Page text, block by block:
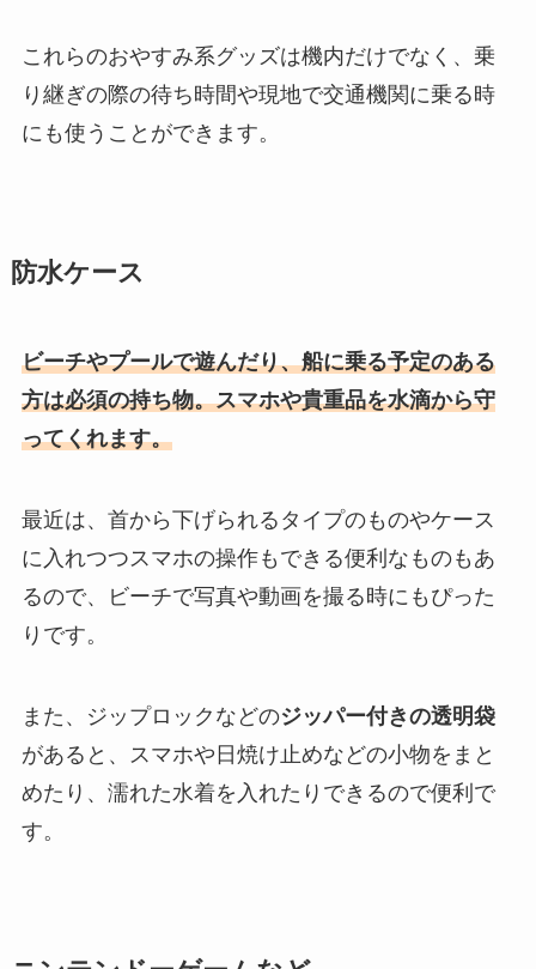
これらのおやすみ系グッズは機内だけでなく、乗
り継ぎの際の待ち時間や現地で交通機関に乗る時
にも使うことができます。
防水ケース
ビーチやプールで遊んだり、船に乗る予定のある
方は必須の持ち物。スマホや貴重品を水滴から守
ってくれます。
最近は、首から下げられるタイプのものやケース
に入れつつスマホの操作もできる便利なものもあ
るので、ビーチで写真や動画を撮る時にもぴった
りです。
また、ジップロックなどのジッパー付きの透明袋
があると、スマホや日焼け止めなどの小物をまと
めたり、濡れた水着を入れたりできるので便利で
す。